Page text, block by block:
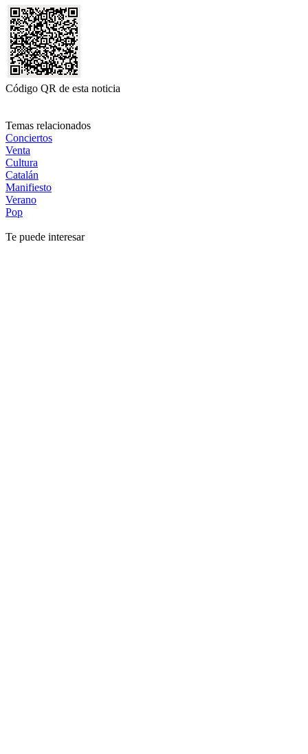
Código QR de esta noticia
Temas relacionados
Conciertos
Venta
Cultura
Catalán
Manifiesto
Verano
Pop
Te puede interesar